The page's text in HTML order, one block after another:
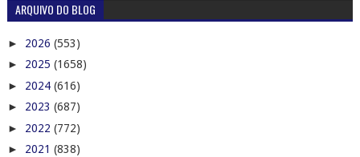
ARQUIVO DO BLOG
► 2026 (553)
► 2025 (1658)
► 2024 (616)
► 2023 (687)
► 2022 (772)
► 2021 (838)